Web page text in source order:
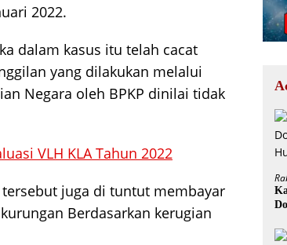
2022.
dalam kasus itu telah cacat
yang dilakukan melalui
Negara oleh BPKP dinilai tidak
VLH KLA Tahun 2022
juga di tuntut membayar
Berdasarkan kerugian